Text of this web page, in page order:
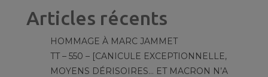
Articles récents
HOMMAGE À MARC JAMMET
TT – 550 – [CANICULE EXCEPTIONNELLE,
MOYENS DÉRISOIRES… ET MACRON N’A